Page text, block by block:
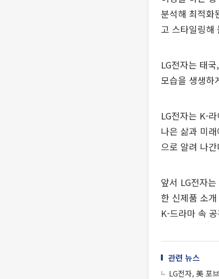
분석해 최적화
고 스타일링해
LG전자는 태
모습을 생생하
LG전자는 K-
나은 삶과 미
으로 알려 나
앞서 LG전자
한 신제품 소
K-드라마 속
관련 뉴스
LG전자, 美 포